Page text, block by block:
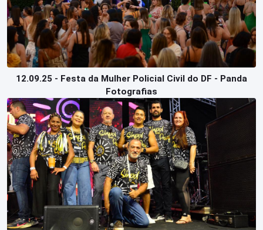
12.09.25 - Festa da Mulher Policial Civil do DF - Panda
Fotografias